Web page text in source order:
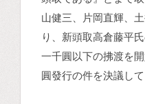
山健三、片岡直輝、
り、新頭取高倉藤平
一千圓以下の拂渡を
圓發行の件を決議し